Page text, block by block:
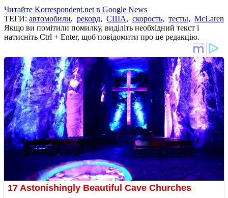
Читайте Korrespondent.net в Google News
ТЕГИ: автомобили, рекорд, США, скорость, тесты, McLaren
Якщо ви помітили помилку, виділіть необхідний текст і
натисніть Ctrl + Enter, щоб повідомити про це редакцію.